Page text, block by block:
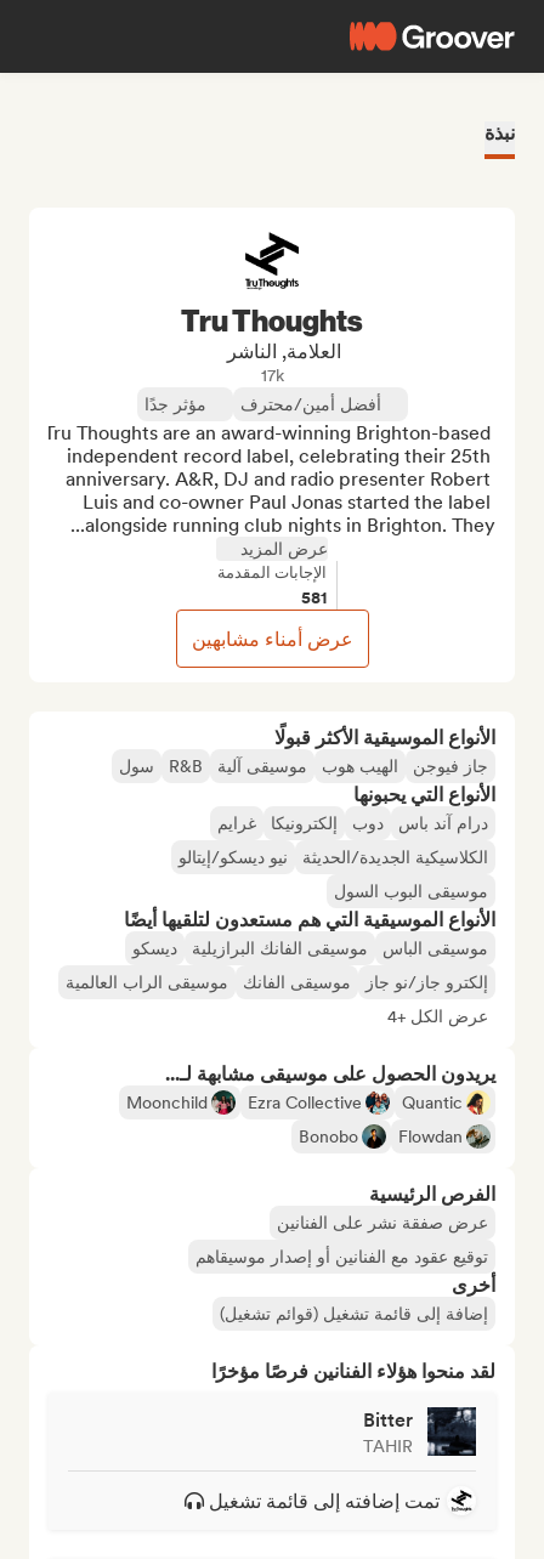
نبذة
الأنواع الموسيقية الأكثر قبولًا
جاز فيوجن الهيب هوب موسيقى آلية R&B سول
الأنواع التي يحبونها
درام آند باس دوب إلكترونيكا
غرايم
الكلاسيكية الجديدة/الحديثة
نيو ديسكو/إيتالو
موسيقى البوب السول
الأنواع الموسيقية التي هم مستعدون لتلقيها أيضًا
موسيقى الباس موسيقى الفانك البرازيلية
ديسكو
إلكترو جاز/نو جاز
موسيقى الفانك
موسيقى الراب العالمية
عرض الكل +4
يريدون الحصول على موسيقى مشابهة لـ...
Quantic
Ezra Collective
Moonchild
Flowdan
Bonobo
الفرص الرئيسية
عرض صفقة نشر على الفنانين
توقيع عقود مع الفنانين أو إصدار موسيقاهم
أخرى
إضافة إلى قائمة تشغيل (قوائم تشغيل)
لقد منحوا هؤلاء الفنانين فرصًا مؤخرًا
Bitter
TAHIR
تمت إضافته إلى قائمة تشغيل
Tru Thoughts
العلامة, الناشر
17k
أفضل أمين/محترف
مؤثر جدًا
Tru Thoughts are an award-winning Brighton-based
independent record label, celebrating their 25th
anniversary. A&R, DJ and radio presenter Robert
Luis and co-owner Paul Jonas started the label
alongside running club nights in Brighton. They...
عرض المزيد
الإجابات المقدمة
581
عرض أمناء مشابهين